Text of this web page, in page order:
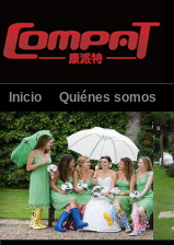
Inicio Quiénes somos